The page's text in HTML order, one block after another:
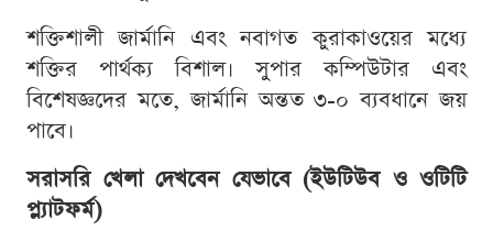
শক্তিশালী জার্মানি এবং নবাগত কুরাকাওয়ের মধ্যে
শক্তির পার্থক্য বিশাল। সুপার কম্পিউটার এবং
বিশেষজ্ঞদের মতে, জার্মানি অন্তত ৩-০ ব্যবধানে জয়
পাবে।
সরাসরি খেলা দেখবেন যেভাবে (ইউটিউব ও ওটিটি
প্ল্যাটফর্ম)